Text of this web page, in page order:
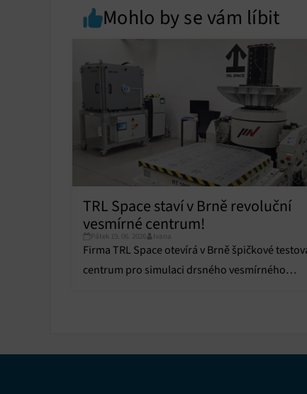
Mohlo by se vám líbit
TRL Space staví v Brně revoluční
vesmírné centrum!
Pátek 19. 06. 2026 Ivana
Firma TRL Space otevírá v Brně špičkové
centrum pro simulaci drsného vesmírného